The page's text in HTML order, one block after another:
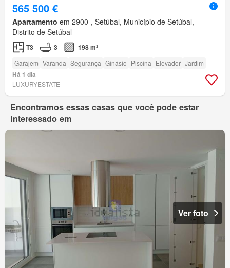
565 500 €
Apartamento em 2900-, Setúbal, Município de Setúbal,
Distrito de Setúbal
T3 3 198 m²
Garajem Varanda Segurança Ginásio Piscina Elevador Jardim
Há 1 dia
LUXURYESTATE
Encontramos essas casas que você pode estar
interessado em
Ver foto